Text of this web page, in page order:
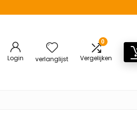
Login verlanglijst
0
Vergelijken